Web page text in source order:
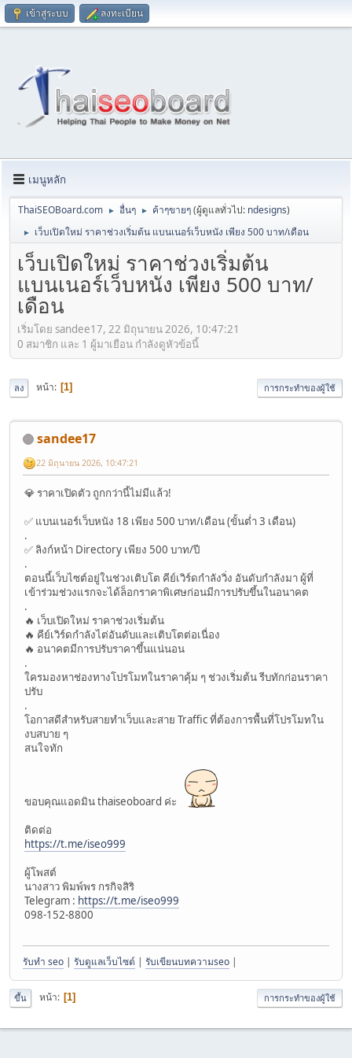
เข้าสู่ระบบ ลงทะเบียน
เมนูหลัก
ThaiSEOBoard.com ► อื่นๆ ► ค้าๆขายๆ(ผู้ดูแลทั่วไป: ndesigns)
► เว็บเปิดใหม่ ราคาช่วงเริ่มต้น แบนเนอร์เว็บหนัง เพียง 500 บาท/เดือน
เว็บเปิดใหม่ ราคาช่วงเริ่มต้น
แบนเนอร์เว็บหนัง เพียง 500 บาท/
เดือน
เริ่มโดย sandee17, 22 มิถุนายน 2026, 10:47:21
0 สมาชิก และ 1 ผู้มาเยือน กำลังดูหัวข้อนี้
ลง หน้า 1 การกระทำของผู้ใช้
sandee17
22 มิถุนายน 2026, 10:47:21
💎 ราคาเปิดตัว ถูกกว่านี้ไม่มีแล้ว!
✅ แบนเนอร์เว็บหนัง 18 เพียง 500 บาท/เดือน (ขั้นต่ำ 3 เดือน)
.
✅ ลิงก์หน้า Directory เพียง 500 บาท/ปี
.
ตอนนี้เว็บไซต์อยู่ในช่วงเติบโต คีย์เวิร์ดกำลังวิ่ง อันดับกำลังมา ผู้ที่
เข้าร่วมช่วงแรกจะได้ล็อกราคาพิเศษก่อนมีการปรับขึ้นในอนาคต
.
🔥 เว็บเปิดใหม่ ราคาช่วงเริ่มต้น
🔥 คีย์เวิร์ดกำลังไต่อันดับและเติบโตต่อเนื่อง
🔥 อนาคตมีการปรับราคาขึ้นแน่นอน
.
ใครมองหาช่องทางโปรโมทในราคาคุ้ม ๆ ช่วงเริ่มต้น รีบทักก่อนราคา
ปรับ
.
โอกาสดีสำหรับสายทำเว็บและสาย Traffic ที่ต้องการพื้นที่โปรโมทใน
งบสบาย ๆ
สนใจทัก
ขอบคุณแอดมิน thaiseoboard ค่ะ
ติดต่อ
https://t.me/iseo999
ผู้โพสต์
นางสาว พิมพ์พร กรกิจสิริ
Telegram : https://t.me/iseo999
098-152-8800
รับทำ seo | รับดูแลเว็บไซต์ | รับเขียนบทความseo |
ขึ้น หน้า 1 การกระทำของผู้ใช้